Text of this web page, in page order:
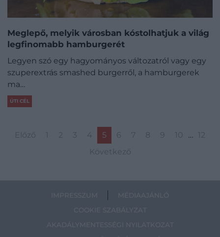
Meglepő, melyik városban kóstolhatjuk a világ
legfinomabb hamburgerét
Legyen szó egy hagyományos változatról vagy egy
szuperextrás smashed burgerről, a hamburgerek
ma…
ÚTI CÉL
Előző 2 3 4 5 6 7 8 9 10 …
12
Következő